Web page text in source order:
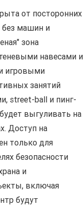
от посторонних
без машин и
зона
навесами и
игровыми
занятий
street-ball и пинг-
выгуливать на
Доступ на
только для
безопасности
и
включая
будут